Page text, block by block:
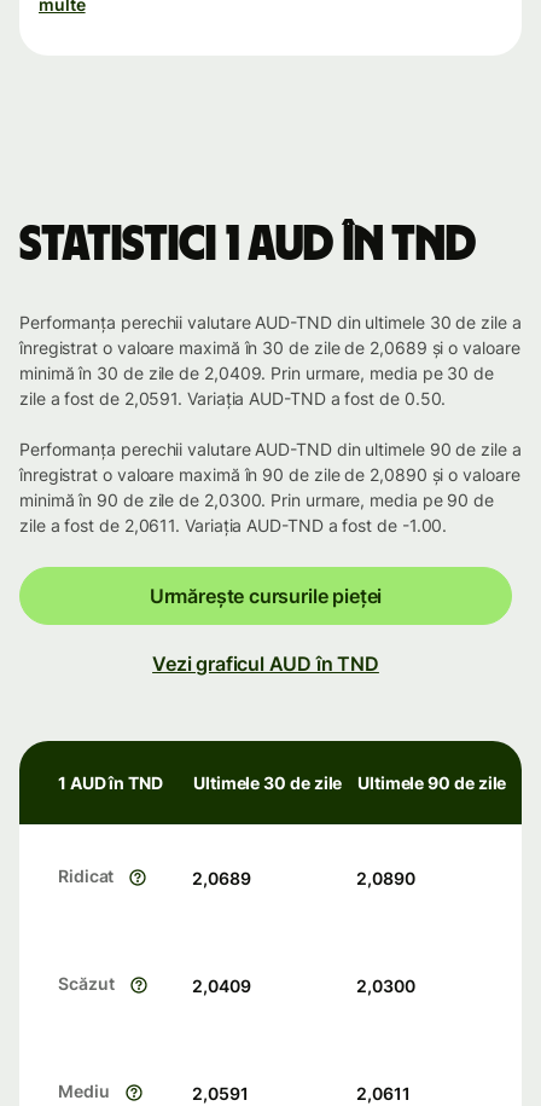
multe
Statistici 1 AUD în TND
Performanța perechii valutare AUD-TND din ultimele 30 de zile a
înregistrat o valoare maximă în 30 de zile de 2,0689 și o valoare
minimă în 30 de zile de 2,0409. Prin urmare, media pe 30 de
zile a fost de 2,0591. Variația AUD-TND a fost de 0.50.
Performanța perechii valutare AUD-TND din ultimele 90 de zile a
înregistrat o valoare maximă în 90 de zile de 2,0890 și o valoare
minimă în 90 de zile de 2,0300. Prin urmare, media pe 90 de
zile a fost de 2,0611. Variația AUD-TND a fost de -1.00.
Urmărește cursurile pieței
Vezi graficul AUD în TND
1 AUD în TND Ultimele 30 de zile Ultimele 90 de zile
Ridicat 2,0689 2,0890
Scăzut 2,0409 2,0300
Mediu 2,0591 2,0611